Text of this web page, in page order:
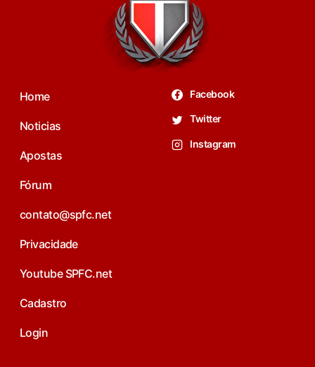
Home
Noticias
Apostas
Fórum
contato@spfc.net
Privacidade
Youtube SPFC.net
Cadastro
Login
Facebook
Twitter
Instagram